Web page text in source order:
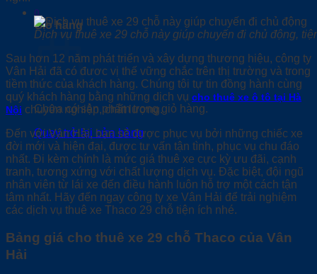
0
Giỏ hàng
Chưa có sản phẩm trong giỏ hàng.
Quay trở lại cửa hàng
Dịch vụ thuê xe 29 chỗ này giúp chuyến đi chủ động,
Sau hơn 12 năm phát triển và xây dựng thương hiệu, công ty
Vân Hải đã có đươc vị thế vững chắc trên thị trường và trong
tiềm thức của khách hàng. Chúng tôi tự tin đồng hành cùng
quý khách hàng bằng những dịch vụ cho thuê xe ô tô tại Hà
Nội chuyên nghiệp, chất lượng.
Đến với Vân Hải, bạn sẽ được phục vụ bởi những chiếc xe
đời mới và hiện đại, được tư vấn tận tình, phục vụ chu đáo
nhất. Đi kèm chính là mức giá thuê xe cực kỳ ưu đãi, cạnh
tranh, tương xứng với chất lượng dịch vụ. Đặc biệt, đội ngũ
nhân viên từ lái xe đến điều hành luôn hỗ trợ một cách tận
tâm nhất. Hãy đến ngay công ty xe Vân Hải để trải nghiệm
các dịch vụ thuê xe Thaco 29 chỗ tiện ích nhé.
Bảng giá cho thuê xe 29 chỗ Thaco của Vân
Hải